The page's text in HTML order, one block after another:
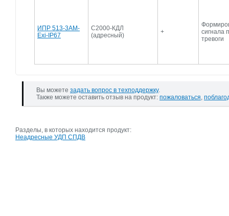
ИПР 513-3АМ-
Exi-IP67
С2000-КДЛ
(адресный)
+
сигнала
тревоги
Вы можете задать вопрос в техподдержку.
Также можете оставить отзыв на продукт: пожаловаться,
Разделы, в которых находится продукт:
Неадресные УДП СПДВ